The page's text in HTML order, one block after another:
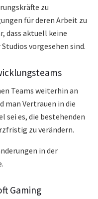
zu
für deren Arbeit zu
dass aktuell keine
vorgesehen sind.
Teams weiterhin an
man Vertrauen in die
sei es, die bestehenden
zu verändern.
in der
Gaming